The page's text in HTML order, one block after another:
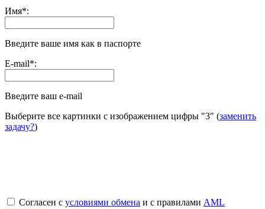
Имя*:
Введите ваше имя как в паспорте
E-mail*:
Введите ваш e-mail
Выберите все картинки с изображением цифры "3" (заменить
задачу?)
Согласен с условиями обмена и с правилами AML